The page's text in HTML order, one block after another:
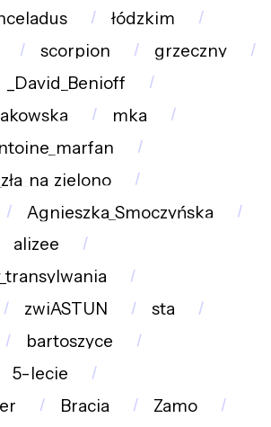
łódzkim
scorpion
grzeczny
_David_Benioff
mka
Agnieszka_Smoczyńska
alizee
zwiASTUN
sta
bartoszyce
5-lecie
Bracia
Zamo